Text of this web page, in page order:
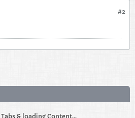
#2
& loading Content...